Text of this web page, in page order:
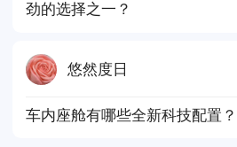
劲的选择之一？
悠然度日
车内座舱有哪些全新科技配置？